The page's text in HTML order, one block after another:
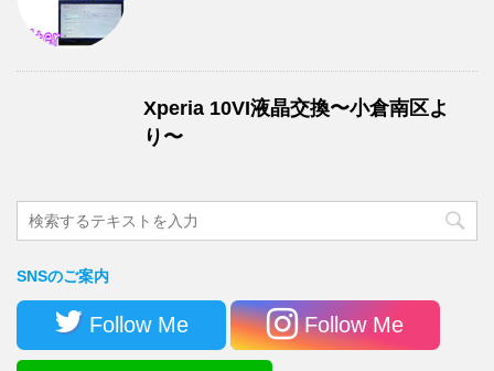
Xperia 10VI液晶交換〜小倉南区よ
り〜
SNSのご案内
Follow Me Follow Me